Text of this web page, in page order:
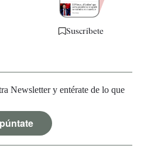
Suscríbete
Newsletter y entérate de lo que